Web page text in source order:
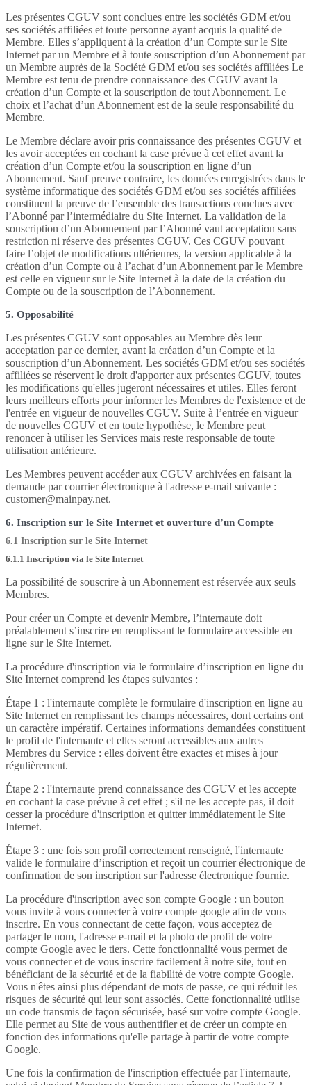
Les présentes CGUV sont conclues entre les sociétés GDM et/ou
ses sociétés affiliées et toute personne ayant acquis la qualité de
Membre. Elles s’appliquent à la création d’un Compte sur le Site
Internet par un Membre et à toute souscription d’un Abonnement par
un Membre auprès de la Société GDM et/ou ses sociétés affiliées Le
Membre est tenu de prendre connaissance des CGUV avant la
création d’un Compte et la souscription de tout Abonnement. Le
choix et l’achat d’un Abonnement est de la seule responsabilité du
Membre.
Le Membre déclare avoir pris connaissance des présentes CGUV et
les avoir acceptées en cochant la case prévue à cet effet avant la
création d’un Compte et/ou la souscription en ligne d’un
Abonnement. Sauf preuve contraire, les données enregistrées dans le
système informatique des sociétés GDM et/ou ses sociétés affiliées
constituent la preuve de l’ensemble des transactions conclues avec
l’Abonné par l’intermédiaire du Site Internet. La validation de la
souscription d’un Abonnement par l’Abonné vaut acceptation sans
restriction ni réserve des présentes CGUV. Ces CGUV pouvant
faire l’objet de modifications ultérieures, la version applicable à la
création d’un Compte ou à l’achat d’un Abonnement par le Membre
est celle en vigueur sur le Site Internet à la date de la création du
Compte ou de la souscription de l’Abonnement.
5. Opposabilité
Les présentes CGUV sont opposables au Membre dès leur
acceptation par ce dernier, avant la création d’un Compte et la
souscription d’un Abonnement. Les sociétés GDM et/ou ses sociétés
affiliées se réservent le droit d'apporter aux présentes CGUV, toutes
les modifications qu'elles jugeront nécessaires et utiles. Elles feront
leurs meilleurs efforts pour informer les Membres de l'existence et de
l'entrée en vigueur de nouvelles CGUV. Suite à l’entrée en vigueur
de nouvelles CGUV et en toute hypothèse, le Membre peut
renoncer à utiliser les Services mais reste responsable de toute
utilisation antérieure.
Les Membres peuvent accéder aux CGUV archivées en faisant la
demande par courrier électronique à l'adresse e-mail suivante :
customer@mainpay.net.
6. Inscription sur le Site Internet et ouverture d’un Compte
6.1 Inscription sur le Site Internet
6.1.1 Inscription via le Site Internet
La possibilité de souscrire à un Abonnement est réservée aux seuls
Membres.
Pour créer un Compte et devenir Membre, l’internaute doit
préalablement s’inscrire en remplissant le formulaire accessible en
ligne sur le Site Internet.
La procédure d'inscription via le formulaire d’inscription en ligne du
Site Internet comprend les étapes suivantes :
Étape 1 : l'internaute complète le formulaire d'inscription en ligne au
Site Internet en remplissant les champs nécessaires, dont certains ont
un caractère impératif. Certaines informations demandées constituent
le profil de l'internaute et elles seront accessibles aux autres
Membres du Service : elles doivent être exactes et mises à jour
régulièrement.
Étape 2 : l'internaute prend connaissance des CGUV et les accepte
en cochant la case prévue à cet effet ; s'il ne les accepte pas, il doit
cesser la procédure d'inscription et quitter immédiatement le Site
Internet.
Étape 3 : une fois son profil correctement renseigné, l'internaute
valide le formulaire d’inscription et reçoit un courrier électronique de
confirmation de son inscription sur l'adresse électronique fournie.
La procédure d'inscription avec son compte Google : un bouton
vous invite à vous connecter à votre compte google afin de vous
inscrire. En vous connectant de cette façon, vous acceptez de
partager le nom, l'adresse e-mail et la photo de profil de votre
compte Google avec le tiers. Cette fonctionnalité vous permet de
vous connecter et de vous inscrire facilement à notre site, tout en
bénéficiant de la sécurité et de la fiabilité de votre compte Google.
Vous n'êtes ainsi plus dépendant de mots de passe, ce qui réduit les
risques de sécurité qui leur sont associés. Cette fonctionnalité utilise
un code transmis de façon sécurisée, basé sur votre compte Google.
Elle permet au Site de vous authentifier et de créer un compte en
fonction des informations qu'elle partage à partir de votre compte
Google.
Une fois la confirmation de l'inscription effectuée par l'internaute,